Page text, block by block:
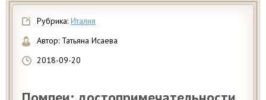
Рубрика: Италия
Автор: Татьяна Исаева
2018-09-20